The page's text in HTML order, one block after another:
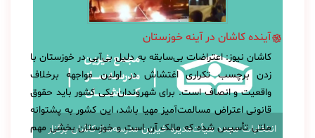
انتخابات مجدد هیأت‌مدیره خیرین مدرسه‌ساز کاشان برگزار
آینده کاشان در آینه خوزستان
کاشان نیوز: اعتراضات بی‌سابقه به دلیل بی‌آبی در خوزستان با
زدن برچسب تکراری اغتشاش در اولین مواجهه برخلاف
واقعیت و انصاف است. برای شهروندان یکی کشور باید حقوق
قانونی اعتراض مسالمت‌آمیز مهیا باشد، این کشور به پشتوانه
ملتی تأسیس شده که مالک آن است و خوزستان بخشی مهم